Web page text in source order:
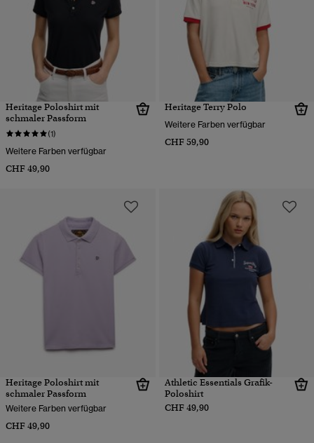
Heritage Poloshirt mit
schmaler Passform
(1)
Weitere Farben verfügbar
CHF 49,90
Heritage Terry Polo
Weitere Farben verfügbar
CHF 59,90
Heritage Poloshirt mit
schmaler Passform
Weitere Farben verfügbar
CHF 49,90
Athletic Essentials Grafik-
Poloshirt
CHF 49,90